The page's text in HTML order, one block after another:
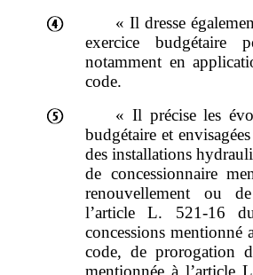
« Il dresse
exercice budgétaire
notamment en
code.
« Il précise les
budgétaire et
des installations
de concessionnaire
renouvellement ou
l’article L. 521‑16
concessions mentionné
code, de prorogation
mentionnée à l’article